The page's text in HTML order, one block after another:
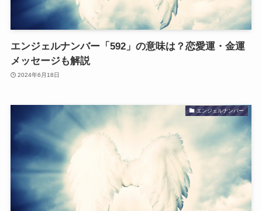
エンジェルナンバー「592」の意味は？恋愛運・金運
メッセージも解説
2024年6月18日
エンジェルナンバー